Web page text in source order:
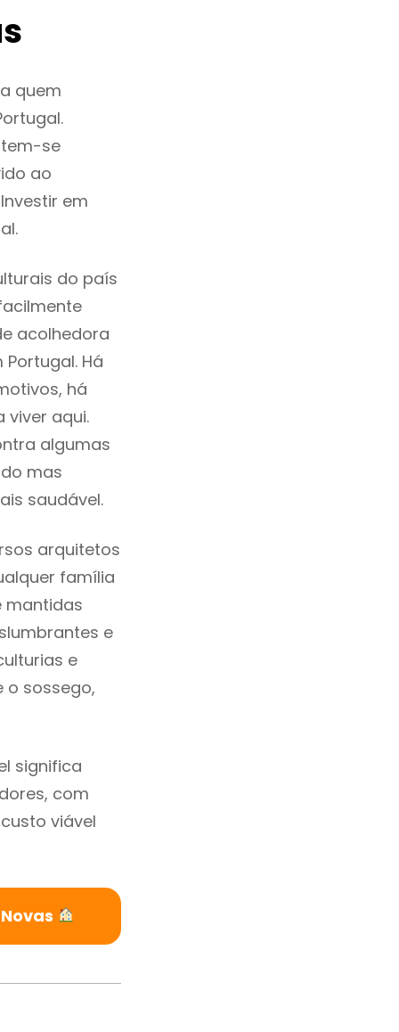
quem
se
ao
em
do país
acolhedora
Há
há
aqui.
algumas
mas
saudável.
arquitetos
família
mantidas
e
e
o sossego,
significa
com
viável